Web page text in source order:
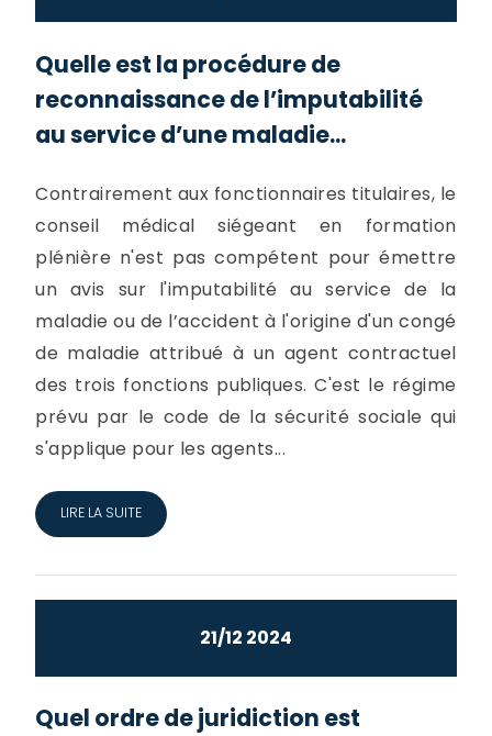
Quelle est la procédure de
reconnaissance de l’imputabilité
au service d’une maladie...
Contrairement aux fonctionnaires titulaires, le
conseil médical siégeant en formation
plénière n'est pas compétent pour émettre
un avis sur l'imputabilité au service de la
maladie ou de l’accident à l'origine d'un congé
de maladie attribué à un agent contractuel
des trois fonctions publiques. C'est le régime
prévu par le code de la sécurité sociale qui
s'applique pour les agents...
LIRE LA SUITE
21/12 2024
Quel ordre de juridiction est